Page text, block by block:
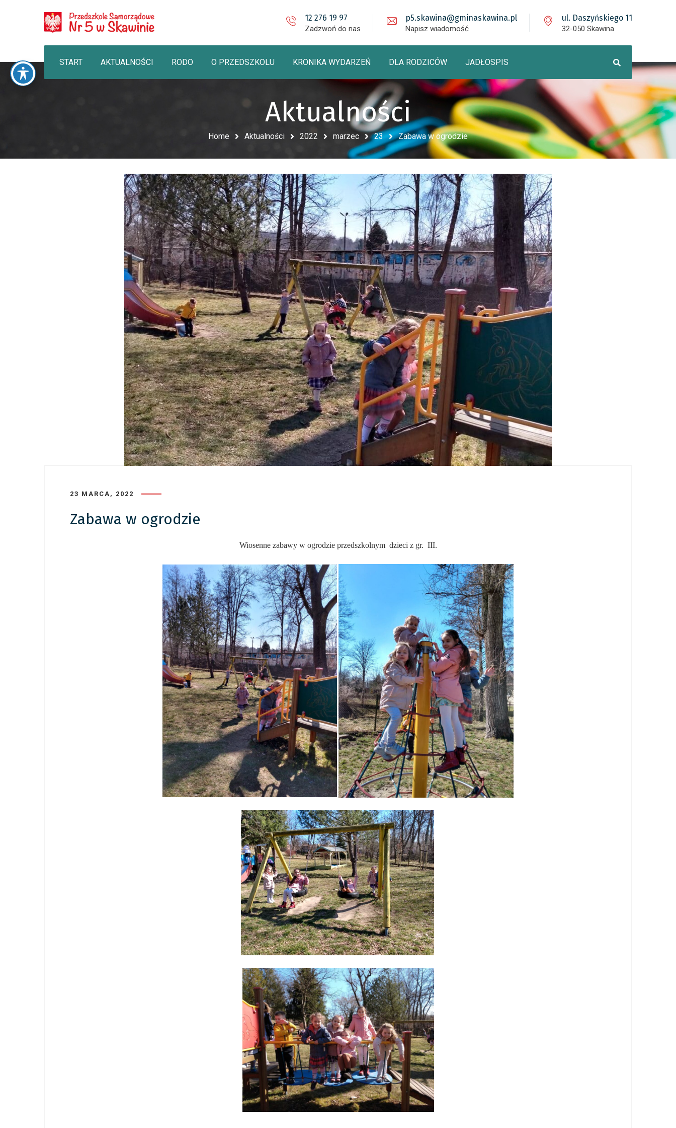
12 276 19 97
Zadzwoń do nas
p5.skawina@gminaskawina.pl
Napisz wiadomość
ul. Daszyńskiego 11
32-050 Skawina
START AKTUALNOŚCI RODO O PRZEDSZKOLU KRONIKA WYDARZEŃ DLA RODZICÓW JADŁOSPIS
Aktualności
Home Aktualności 2022 marzec 23 Zabawa w ogrodzie
23 MARCA, 2022
Zabawa w ogrodzie
Wiosenne zabawy w ogrodzie przedszkolnym dzieci z gr. III.